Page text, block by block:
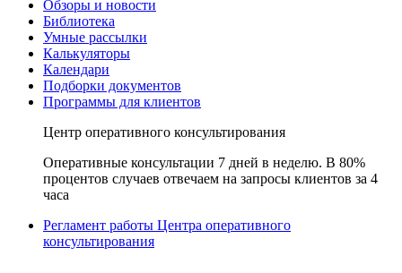
Обзоры и новости
Библиотека
Умные рассылки
Калькуляторы
Календари
Подборки документов
Программы для клиентов
Центр оперативного консультирования
Оперативные консультации 7 дней в неделю. В 80%
процентов случаев отвечаем на запросы клиентов за 4
часа
Регламент работы Центра оперативного
консультирования